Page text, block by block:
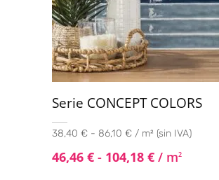
Serie CONCEPT COLORS
38,40 € - 86,10 € / m² (sin IVA)
46,46 € - 104,18 € / m2